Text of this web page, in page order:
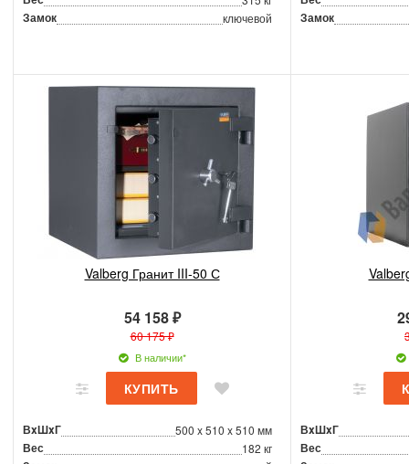
Замок ключевой
Замок
Valberg Гранит III-50 С
54 158 ₽
60 175 ₽
В наличии*
ВxШxГ 500 x 510 x 510 мм
Вес 182 кг
ВxШxГ
Вес